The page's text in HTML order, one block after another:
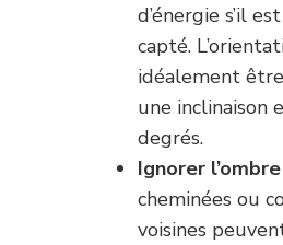
d’énergie s’il
capté.
idéalement être
une inclinaison
degrés.
Ignorer
cheminées ou
voisines